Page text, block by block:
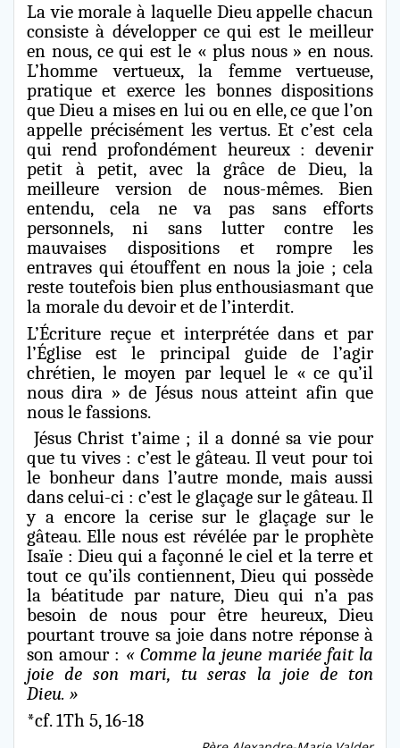
La vie morale à laquelle Dieu appelle chacun
consiste à développer ce qui est le meilleur
en nous, ce qui est le « plus nous » en nous.
L’homme vertueux, la femme vertueuse,
pratique et exerce les bonnes dispositions
que Dieu a mises en lui ou en elle, ce que l’on
appelle précisément les vertus. Et c’est cela
qui rend profondément heureux : devenir
petit à petit, avec la grâce de Dieu, la
meilleure version de nous-mêmes. Bien
entendu, cela ne va pas sans efforts
personnels, ni sans lutter contre les
mauvaises dispositions et rompre les
entraves qui étouffent en nous la joie ; cela
reste toutefois bien plus enthousiasmant que
la morale du devoir et de l’interdit.
L’Écriture reçue et interprétée dans et par
l’Église est le principal guide de l’agir
chrétien, le moyen par lequel le « ce qu’il
nous dira » de Jésus nous atteint afin que
nous le fassions.
Jésus Christ t’aime ; il a donné sa vie pour
que tu vives : c’est le gâteau. Il veut pour toi
le bonheur dans l’autre monde, mais aussi
dans celui-ci : c’est le glaçage sur le gâteau. Il
y a encore la cerise sur le glaçage sur le
gâteau. Elle nous est révélée par le prophète
Isaïe : Dieu qui a façonné le ciel et la terre et
tout ce qu’ils contiennent, Dieu qui possède
la béatitude par nature, Dieu qui n’a pas
besoin de nous pour être heureux, Dieu
pourtant trouve sa joie dans notre réponse à
son amour : « Comme la jeune mariée fait la
joie de son mari, tu seras la joie de ton
Dieu. »
*cf. 1Th 5, 16-18